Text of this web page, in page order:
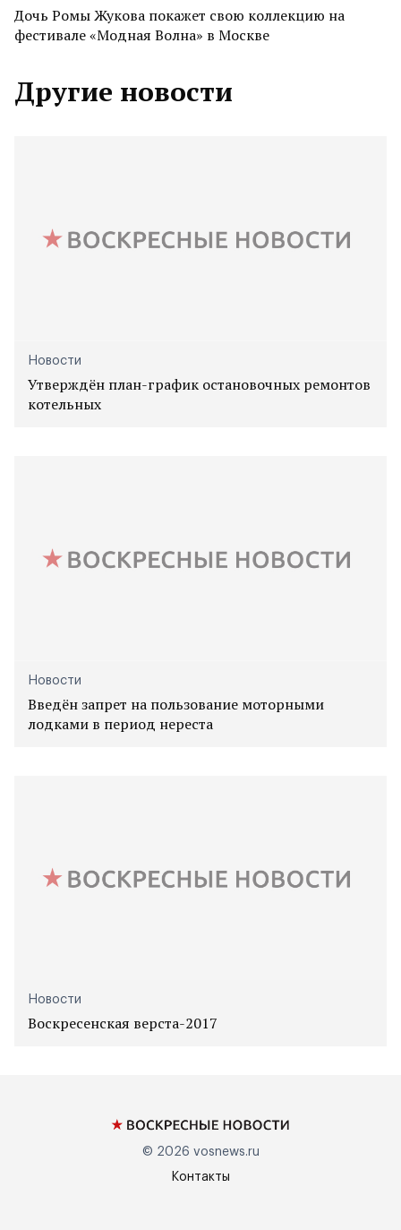
Дочь Ромы Жукова покажет свою коллекцию на
фестивале «Модная Волна» в Москве
Другие новости
Новости
Утверждён план-график остановочных ремонтов
котельных
Новости
Введён запрет на пользование моторными
лодками в период нереста
Новости
Воскресенская верста-2017
© 2026 vosnews.ru
Контакты